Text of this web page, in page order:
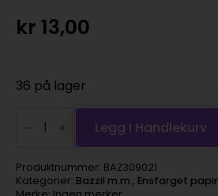
kr 13,00
36 på lager
Mono
wisteria
antall
Legg I Handlekurv
Produktnummer: BAZ309021
Kategorier: Bazzil m.m., Ensfarget papir